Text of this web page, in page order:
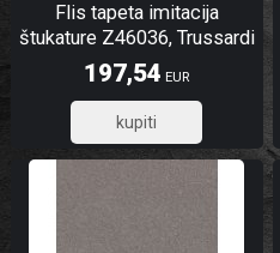
Flis tapeta imitacija
štukature Z46036, Trussardi
6 | Ljepilo besplatno
197,54 EUR
158,03